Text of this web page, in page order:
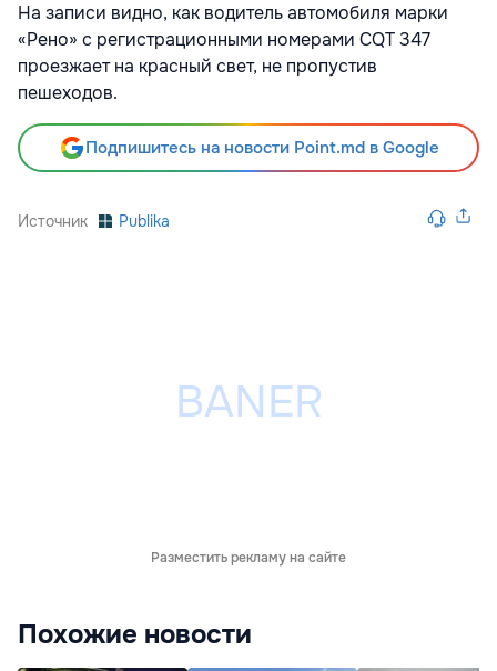
На записи видно, как водитель автомобиля марки
«Рено» с регистрационными номерами CQT 347
проезжает на красный свет, не пропустив
пешеходов.
Подпишитесь на новости Point.md в Google
Источник Publika
Разместить рекламу на сайте
Похожие новости